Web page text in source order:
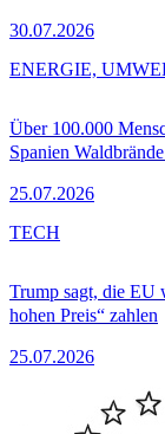
30.07.2026
Über 100.000
Spanien
25.07.2026
ENERGIE,
Trump sagt, die EU
hohen Preis“ zahlen
25.07.2026
TECH